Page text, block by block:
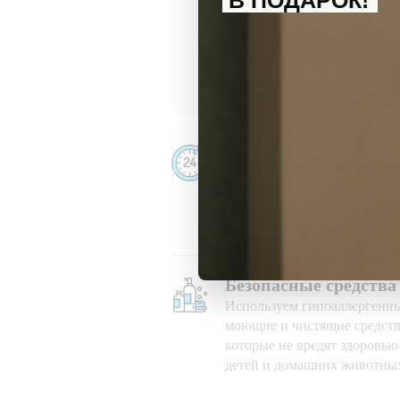
Безопасные средства
Используем
моющие и чистящие
которые не вредят
детей и домашних